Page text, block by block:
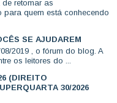
retomar as
para quem está conhecendo
SE AJUDAREM
2019 , o fórum do blog. A
os leitores do ...
(DIREITO
30/2026